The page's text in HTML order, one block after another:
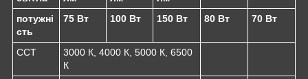
потужні
сть
75 Вт 100 Вт 150 Вт 80 Вт 70 Вт
CCT
3000 К, 4000 К, 5000 К, 6500
К